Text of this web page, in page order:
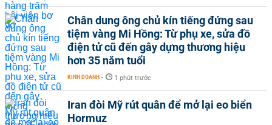
Chân dung ông chủ kín tiếng đứng sau
tiệm vàng Mi Hồng: Từ phụ xe, sửa đồ
điện tử cũ đến gây dựng thương hiệu
hơn 35 năm tuổi
KINH DOANH - 1 phút trước
Iran đòi Mỹ rút quân để mở lại eo biển
Hormuz